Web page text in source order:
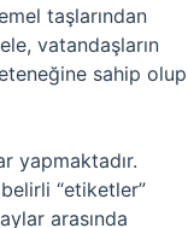
taşlarından
vatandaşların
sahip olup
yapmaktadır.
“etiketler”
arasında